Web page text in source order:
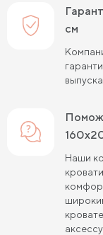
Гарантия на Двуспальные кровати 160х200
см
Поможем подобрать Двуспальные кровати
Наши